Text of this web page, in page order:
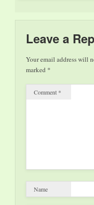
scrittori che nei loro
romanzi raccontano il
lo esaltano nelle loro
ricette…
Leave a
Your email address will
marked *
Comment *
Name